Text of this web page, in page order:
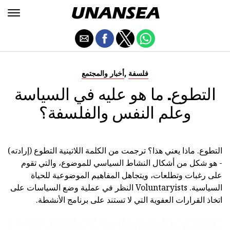
أخبار والمجتمع , فلسفة
التطوع. ما هو عليه في السياسة
وعلم النفس والفلسفة؟
التطوع. ماذا يعني هذا؟ ترجمت من الكلمة اللاتينية التطوع (إرادته)
- هو شكل من أشكال النشاط السياسي للموضوع، والتي تقوم
على رغبات وتطلعات، ويتجاهل المفاهيم الموضوعية للحياة
السياسية. Voluntaryists النظر في عملية وضع السياسات على
اتخاذ القرارات العفوية التي لا تستند على برنامج الأنشطة.